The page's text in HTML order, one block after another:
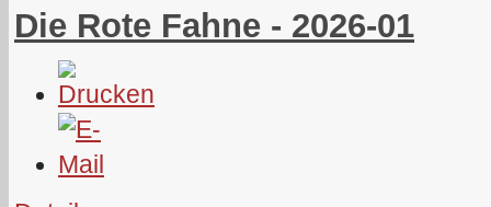
Die Rote Fahne - 2026-01